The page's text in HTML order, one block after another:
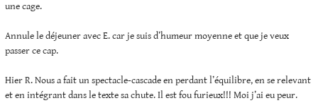
une cage.
Annule le déjeuner avec E. car je suis d’humeur moyenne et que je veux
passer ce cap.
Hier R. Nous a fait un spectacle-cascade en perdant l’équilibre, en se relevant
et en intégrant dans le texte sa chute. Il est fou furieux!!! Moi j’ai eu peur.